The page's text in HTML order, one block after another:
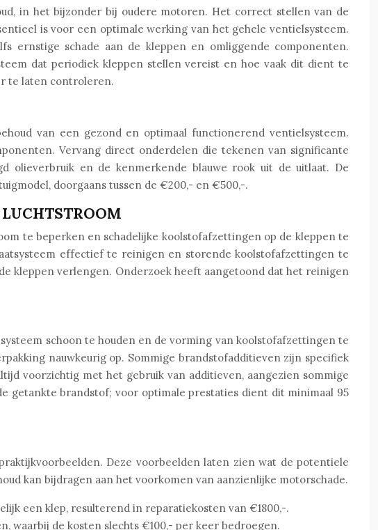
in het bijzonder bij oudere motoren. Het correct stellen van de
is voor een optimale werking van het gehele ventielsysteem.
ernstige schade aan de kleppen en omliggende componenten.
dat periodiek kleppen stellen vereist en hoe vaak dit dient te
te laten controleren.
van een gezond en optimaal functionerend ventielsysteem.
Vervang direct onderdelen die tekenen van significante
olieverbruik en de kenmerkende blauwe rook uit de uitlaat. De
doorgaans tussen de €200,- en €500,-.
te beperken en schadelijke koolstofafzettingen op de kleppen te
effectief te reinigen en storende koolstofafzettingen te
kleppen verlengen. Onderzoek heeft aangetoond dat het reinigen
schoon te houden en de vorming van koolstofafzettingen te
nauwkeurig op. Sommige brandstofadditieven zijn specifiek
voorzichtig met het gebruik van additieven, aangezien sommige
getankte brandstof; voor optimale prestaties dient dit minimaal 95
Deze voorbeelden laten zien wat de potentiele
kan bijdragen aan het voorkomen van aanzienlijke motorschade.
een klep, resulterend in reparatiekosten van €1800,-.
waarbij de kosten slechts €100,- per keer bedroegen.